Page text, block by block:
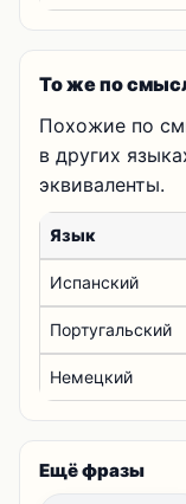
То же по
Похожие по
в других
эквиваленты.
Язык
Испанский
Португальский
Немецкий
Ещё фразы